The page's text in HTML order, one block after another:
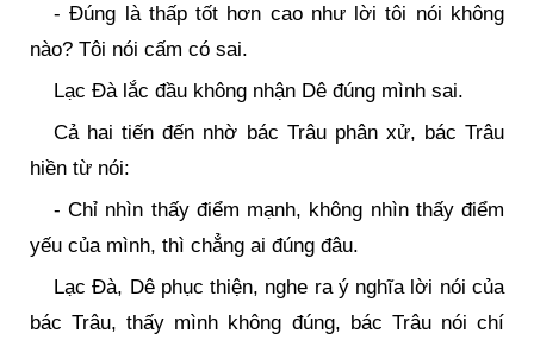
- Đúng là thấp tốt hơn cao như lời tôi nói không
nào? Tôi nói cấm có sai.
Lạc Đà lắc đầu không nhận Dê đúng mình sai.
Cả hai tiến đến nhờ bác Trâu phân xử, bác Trâu
hiền từ nói:
- Chỉ nhìn thấy điểm mạnh, không nhìn thấy điểm
yếu của mình, thì chẳng ai đúng đâu.
Lạc Đà, Dê phục thiện, nghe ra ý nghĩa lời nói của
bác Trâu, thấy mình không đúng, bác Trâu nói chí